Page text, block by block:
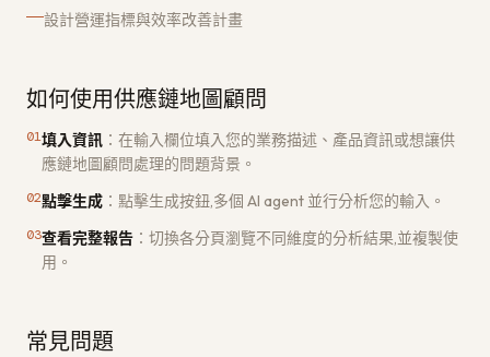
設計營運指標與效率改善計畫
如何使用供應鏈地圖顧問
01填入資訊 ： 在輸入欄位填入您的業務描述、產品資訊或想讓供
應鏈地圖顧問處理的問題背景。
02點擊生成 ： 點擊生成按鈕,多個 AI agent 並行分析您的輸入。
03查看完整報告 ： 切換各分頁瀏覽不同維度的分析結果,並複製使
用。
常見問題